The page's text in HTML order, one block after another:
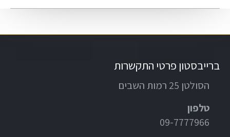
ברייבסטון פרטי התקשרות
הסולטן 25 רמות השבים
טלפון
09-7777966